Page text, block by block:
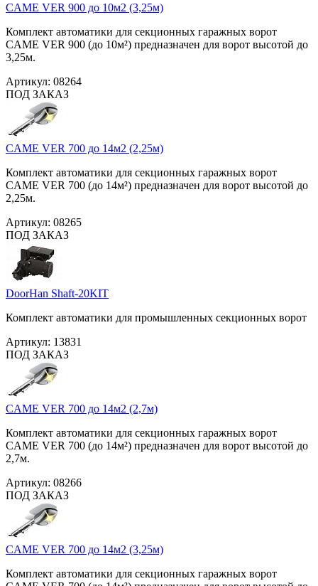
CAME VER 900 до 10м2 (3,25м)
Комплект автоматики для секционных гаражных ворот
CAME VER 900 (до 10м²) предназначен для ворот высотой до
3,25м.
Артикул: 08264
ПОД ЗАКАЗ
CAME VER 700 до 14м2 (2,25м)
Комплект автоматики для секционных гаражных ворот
CAME VER 700 (до 14м²) предназначен для ворот высотой до
2,25м.
Артикул: 08265
ПОД ЗАКАЗ
DoorHan Shaft-20KIT
Комплект автоматики для промышленных секционных ворот
Артикул: 13831
ПОД ЗАКАЗ
CAME VER 700 до 14м2 (2,7м)
Комплект автоматики для секционных гаражных ворот
CAME VER 700 (до 14м²) предназначен для ворот высотой до
2,7м.
Артикул: 08266
ПОД ЗАКАЗ
CAME VER 700 до 14м2 (3,25м)
Комплект автоматики для секционных гаражных ворот